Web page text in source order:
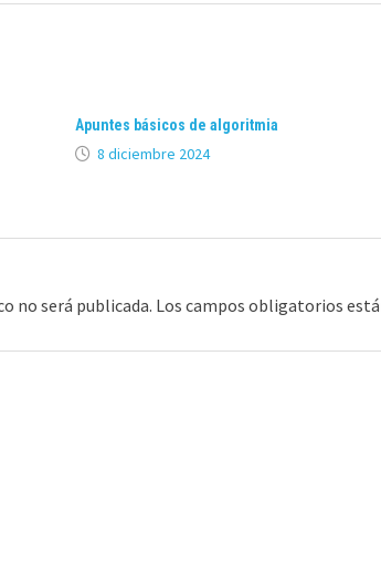
Apuntes básicos de algoritmia
8 diciembre 2024
no será publicada. Los campos obligatorios